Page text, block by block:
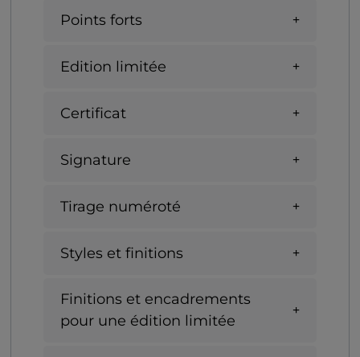
Points forts
Edition limitée
Certificat
Signature
Tirage numéroté
Styles et finitions
Finitions et encadrements
pour une édition limitée